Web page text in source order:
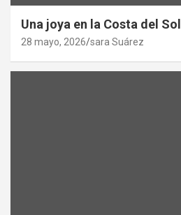
Una joya en la Costa del Sol
28 mayo, 2026 sara Suárez